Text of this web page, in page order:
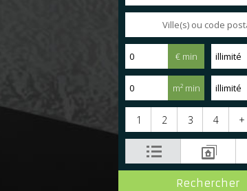
€ min
m² min
1 2 3 4 +